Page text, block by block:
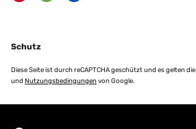
Schutz
Diese Seite ist durch reCAPTCHA geschützt und es gelten die
und Nutzungsbedingungenvon Google.